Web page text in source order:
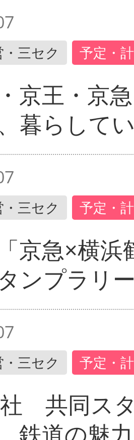
三セク 予定・
京王・京
暮らして
三セク 予定・
京急×横浜
ンプラリ
三セク 予定・
共同ス
鉄道の魅